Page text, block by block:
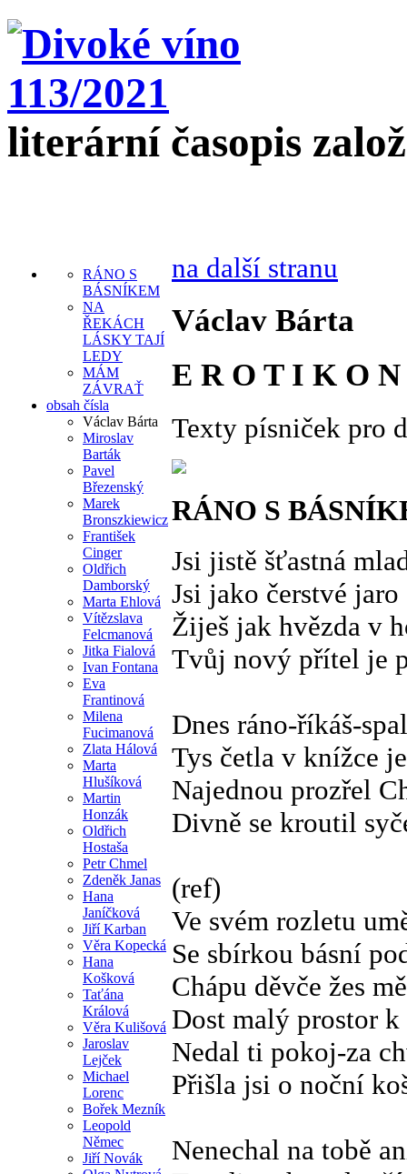
literární časopis
RÁNO S
BÁSNÍKEM
NA
ŘEKÁCH
LÁSKY TAJÍ
LEDY
MÁM
ZÁVRAŤ
obsah čísla
Václav Bárta
Miroslav
Barták
Pavel
Březenský
Marek
Bronszkiewicz
František
Cinger
Oldřich
Damborský
Marta Ehlová
Vítězslava
Felcmanová
Jitka Fialová
Ivan Fontana
Eva
Frantinová
Milena
Fucimanová
Zlata Hálová
Marta
Hlušíková
Martin
Honzák
Oldřich
Hostaša
Petr Chmel
Zdeněk Janas
Hana
Janíčková
Jiří Karban
Věra Kopecká
Hana
Košková
Taťána
Králová
Věra Kulišová
Jaroslav
Lejček
Michael
Lorenc
Bořek Mezník
Leopold
Němec
Jiří Novák
na další stranu
Václav Bárta
E R O T I K O N
Texty písniček pro
RÁNO S
Jsi jistě šťastná
Jsi jako čerstvé
Žiješ jak hvězda v
Tvůj nový přítel je
Dnes ráno-říkáš-
Tys četla v knížce
Najednou prozřel
Divně se kroutil
(ref)
Ve svém rozletu
Se sbírkou básní
Chápu děvče žes
Dost malý prostor
Nedal ti pokoj-za
Přišla jsi o noční
Nenechal na tobě